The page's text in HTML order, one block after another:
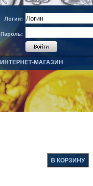
Логин:
Пароль:
ИНТЕРНЕТ-МАГАЗИН